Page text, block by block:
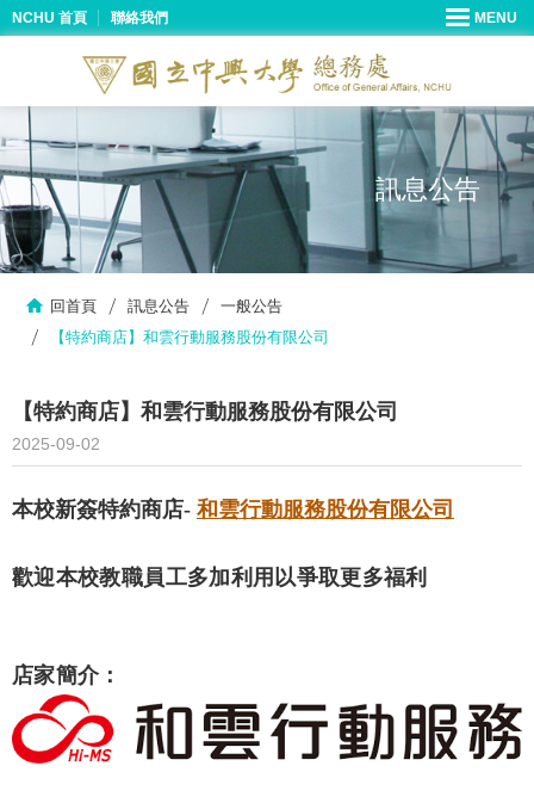
NCHU 首頁 聯絡我們
訊息公告
回首頁 訊息公告
一般公告
【特約商店】和雲行動服務股份有限公司
【特約商店】和雲行動服務股份有限公司
2025-09-02
本校新簽特約商店- 和雲行動服務股份有限公司
歡迎本校教職員工多加利用以爭取更多福利
店家簡介：